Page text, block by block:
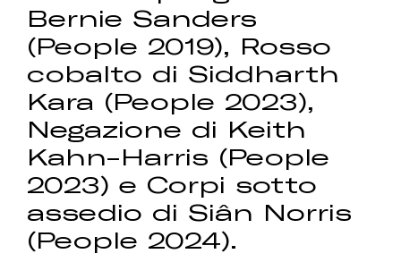
Bernie Sanders
(People 2019), Rosso
cobalto di Siddharth
Kara (People 2023),
Negazione di Keith
Kahn-Harris (People
2023) e Corpi sotto
assedio di Siân Norris
(People 2024).